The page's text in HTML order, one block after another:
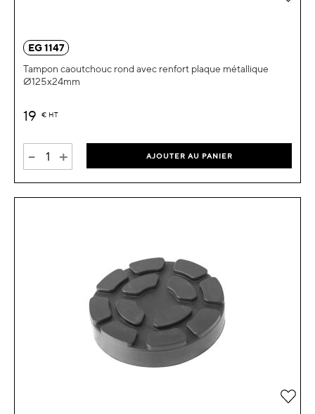
EG 1147
Tampon caoutchouc rond avec renfort plaque métallique
Ø125x24mm
19 € HT
- + AJOUTER AU PANIER